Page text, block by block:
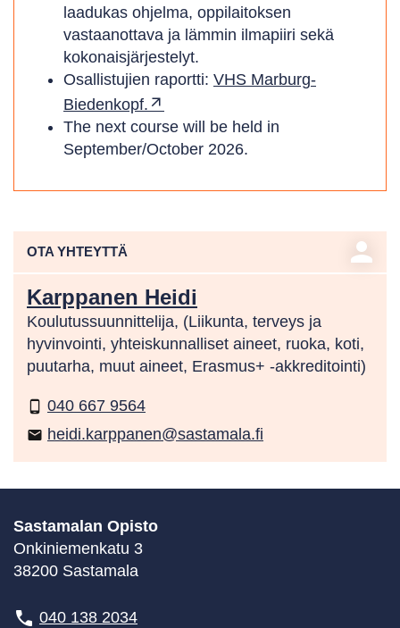
laadukas ohjelma, oppilaitoksen
vastaanottava ja lämmin ilmapiiri sekä
kokonaisjärjestelyt.
Osallistujien raportti: VHS Marburg-
Biedenkopf.
The next course will be held in
September/October 2026.
OTA YHTEYTTÄ person
Karppanen Heidi
Koulutussuunnittelija, (Liikunta, terveys ja
hyvinvointi, yhteiskunnalliset aineet, ruoka, koti,
puutarha, muut aineet, Erasmus+ -akkreditointi)
phone_android 040 667 9564
email heidi.karppanen@sastamala.fi
Sastamalan Opisto
Onkiniemenkatu 3
38200 Sastamala
040 138 2034